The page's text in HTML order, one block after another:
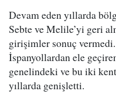
Devam eden yıllarda
Sebte ve Melile’yi geri
girişimler sonuç
İspanyollardan ele
genelindeki ve bu iki
yıllarda genişletti.